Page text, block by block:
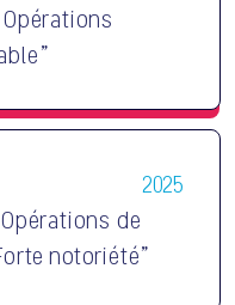
2025
de
notoriété"